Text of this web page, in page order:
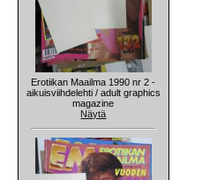
Erotiikan Maailma 1990 nr 2 -
aikuisviihdelehti / adult graphics
magazine
Näytä